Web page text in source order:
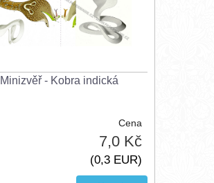
Minizvěř - Kobra indická
Cena
7,0 Kč
(0,3 EUR)